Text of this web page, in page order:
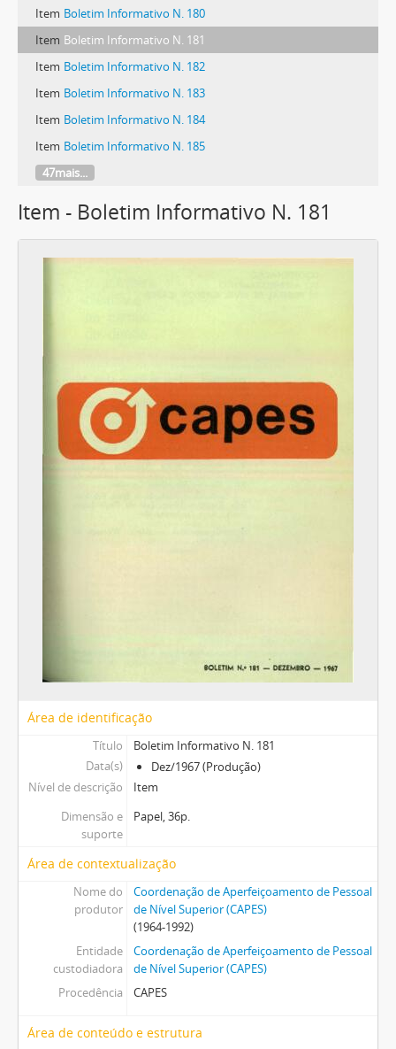
Item Boletim Informativo N. 180
Item Boletim Informativo N. 181
Item Boletim Informativo N. 182
Item Boletim Informativo N. 183
Item Boletim Informativo N. 184
Item Boletim Informativo N. 185
47mais...
Item - Boletim Informativo N. 181
Área de identificação
Título
Boletim Informativo N. 181
Data(s)
Dez/1967 (Produção)
Nível de descrição
Item
Dimensão e
suporte
Papel, 36p.
Área de contextualização
Nome do
produtor
Coordenação de Aperfeiçoamento de Pessoal
de Nível Superior (CAPES)
(1964-1992)
Entidade
custodiadora
Coordenação de Aperfeiçoamento de Pessoal
de Nível Superior (CAPES)
Procedência
CAPES
Área de conteúdo e estrutura